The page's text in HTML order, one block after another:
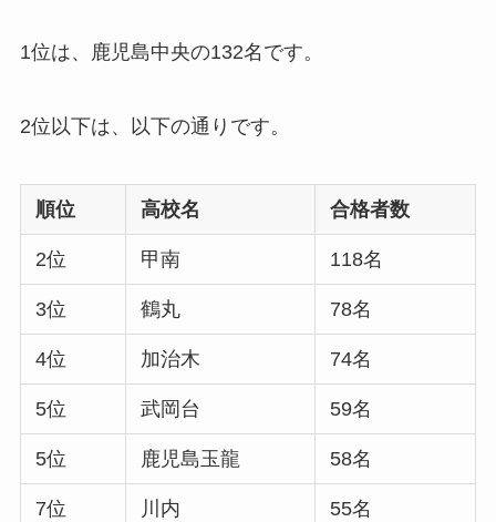
1位は、鹿児島中央の132名 です。
2位以下は、以下の通りです。
順位 高校名 合格者数
2位 甲南 118名
3位 鶴丸 78名
4位 加治木 74名
5位 武岡台 59名
5位 鹿児島玉龍 58名
7位 川内 55名